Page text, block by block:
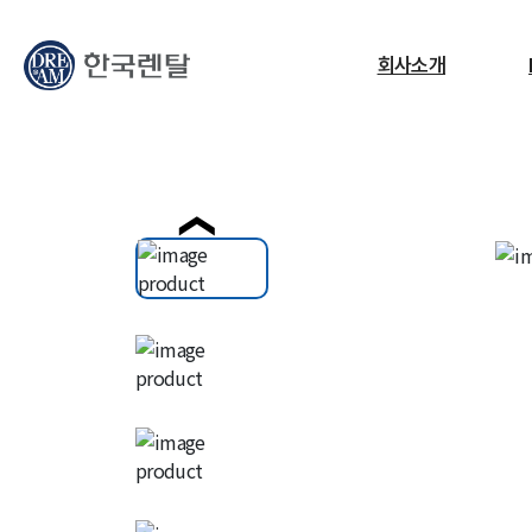
회사소개
무엇을 찾고 계신가요?
필요한 검색어를 찾으세요.
ESG RF
❮